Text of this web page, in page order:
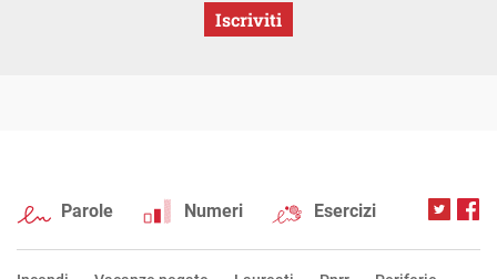
Iscriviti
Parole Numeri Esercizi